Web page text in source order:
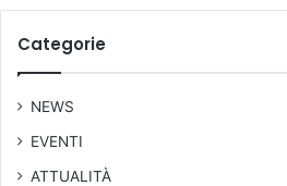
Categorie
NEWS
EVENTI
ATTUALITÀ